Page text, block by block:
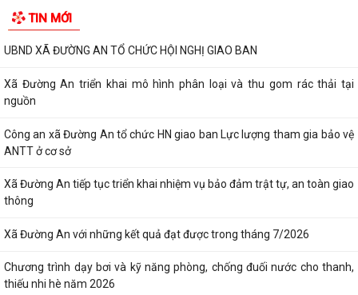
TIN MỚI
UBND XÃ ĐƯỜNG AN TỔ CHỨC HỘI NGHỊ GIAO BAN
Xã Đường An triển khai mô hình phân loại và thu gom rác thải tại
nguồn
Công an xã Đường An tổ chức HN giao ban Lực lượng tham gia bảo vệ
ANTT ở cơ sở
Xã Đường An tiếp tục triển khai nhiệm vụ bảo đảm trật tự, an toàn giao
thông
Xã Đường An với những kết quả đạt được trong tháng 7/2026
Chương trình dạy bơi và kỹ năng phòng, chống đuối nước cho thanh,
thiếu nhi hè năm 2026